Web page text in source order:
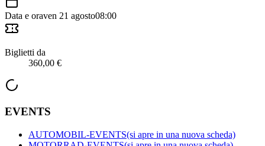
Data e oraven 21 agosto08:00
Biglietti da
360,00 €
EVENTS
AUTOMOBIL-EVENTS(si apre in una nuova scheda)